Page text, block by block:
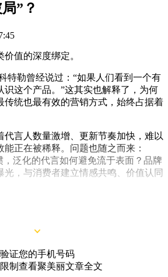
”？
值的深度绑定。
特勒曾经说过：“如果人们看到一个有
识这个产品。”这其实也解释了，为何
传统也最有效的营销方式，始终占据着
代言人数量激增、更新节奏加快，难以
正在被稀释。问题也随之而来：
，泛化的代言如何避免流于表面？品牌
光，与消费者建立情感共鸣、价值认同
验证您的手机号码
制查看聚美丽文章全文